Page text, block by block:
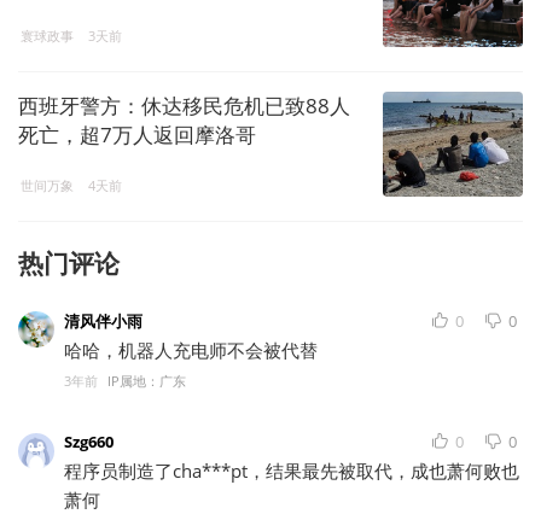
寰球政事 3天前
西班牙警方：休达移民危机已致88人
死亡，超7万人返回摩洛哥
世间万象 4天前
热门评论
清风伴小雨 0 0
哈哈，机器人充电师不会被代替
3年前 IP属地：广东
Szg660 0 0
程序员制造了cha***pt，结果最先被取代，成也萧何败也
萧何